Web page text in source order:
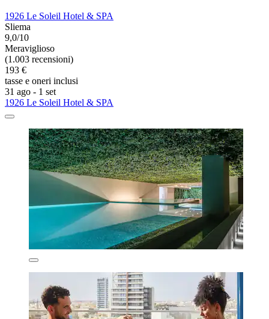
1926 Le Soleil Hotel & SPA
Sliema
9,0/10
Meraviglioso
(1.003 recensioni)
193 €
tasse e oneri inclusi
31 ago - 1 set
1926 Le Soleil Hotel & SPA